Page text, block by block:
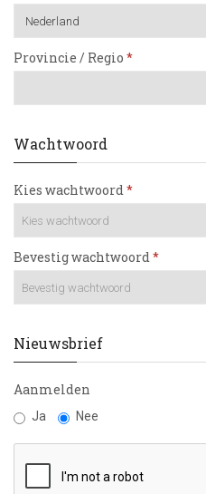
Provincie / Regio
Wachtwoord
Kies wachtwoord
Bevestig wachtwoord
Nieuwsbrief
Aanmelden
Ja Nee